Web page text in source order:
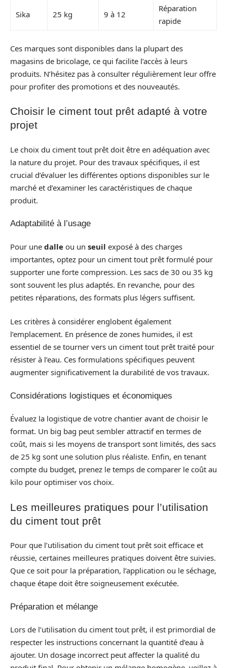
Sika 25 kg 9 à 12
Réparation
rapide
Ces marques sont disponibles dans la plupart des
magasins de bricolage, ce qui facilite l’accès à leurs
produits. N’hésitez pas à consulter régulièrement leur offre
pour profiter des promotions et des nouveautés.
Choisir le ciment tout prêt adapté à votre
projet
Le choix du ciment tout prêt doit être en adéquation avec
la nature du projet. Pour des travaux spécifiques, il est
crucial d’évaluer les différentes options disponibles sur le
marché et d’examiner les caractéristiques de chaque
produit.
Adaptabilité à l’usage
Pour une dalle ou un seuil exposé à des charges
importantes, optez pour un ciment tout prêt formulé pour
supporter une forte compression. Les sacs de 30 ou 35 kg
sont souvent les plus adaptés. En revanche, pour des
petites réparations, des formats plus légers suffisent.
Les critères à considérer englobent également
l’emplacement. En présence de zones humides, il est
essentiel de se tourner vers un ciment tout prêt traité pour
résister à l’eau. Ces formulations spécifiques peuvent
augmenter significativement la durabilité de vos travaux.
Considérations logistiques et économiques
Évaluez la logistique de votre chantier avant de choisir le
format. Un big bag peut sembler attractif en termes de
coût, mais si les moyens de transport sont limités, des sacs
de 25 kg sont une solution plus réaliste. Enfin, en tenant
compte du budget, prenez le temps de comparer le coût au
kilo pour optimiser vos choix.
Les meilleures pratiques pour l’utilisation
du ciment tout prêt
Pour que l’utilisation du ciment tout prêt soit efficace et
réussie, certaines meilleures pratiques doivent être suivies.
Que ce soit pour la préparation, l’application ou le séchage,
chaque étape doit être soigneusement exécutée.
Préparation et mélange
Lors de l’utilisation du ciment tout prêt, il est primordial de
respecter les instructions concernant la quantité d’eau à
ajouter. Un dosage incorrect peut affecter la qualité du